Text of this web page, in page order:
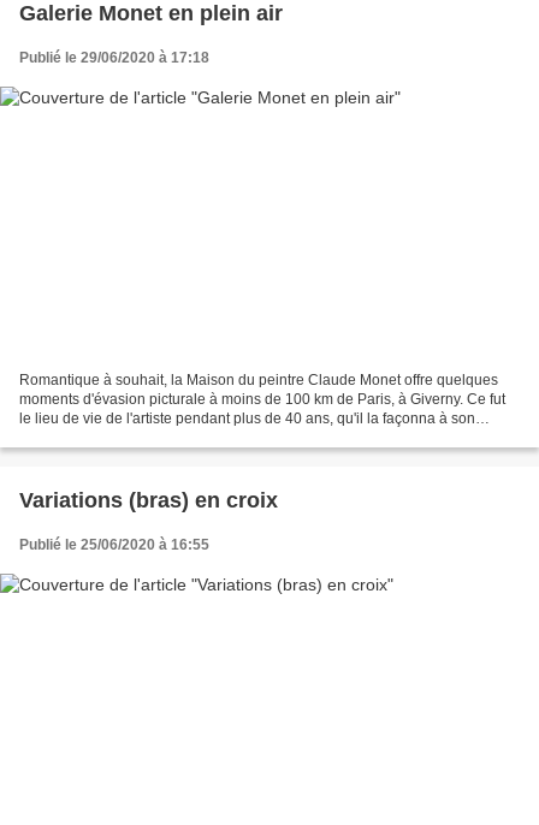
Galerie Monet en plein air
Publié le 29/06/2020 à 17:18
Romantique à souhait, la Maison du peintre Claude Monet offre quelques
moments d'évasion picturale à moins de 100 km de Paris, à Giverny. Ce fut
le lieu de vie de l'artiste pendant plus de 40 ans, qu'il la façonna à son
Variations (bras) en croix
Publié le 25/06/2020 à 16:55